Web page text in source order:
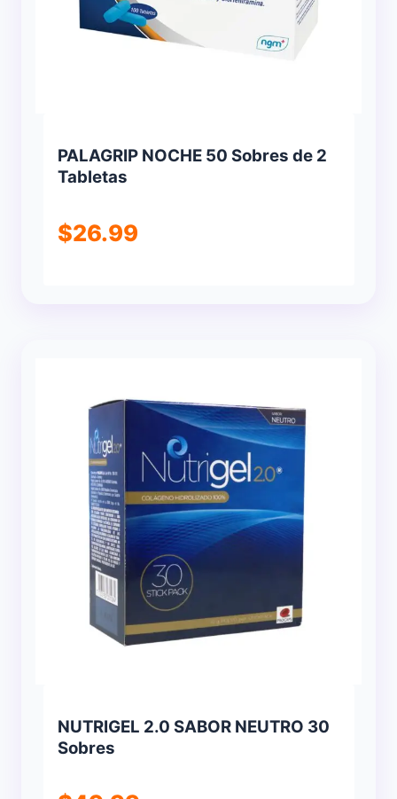
PALAGRIP NOCHE 50 Sobres de 2
Tabletas
$26.99
NUTRIGEL 2.0 SABOR NEUTRO 30
Sobres